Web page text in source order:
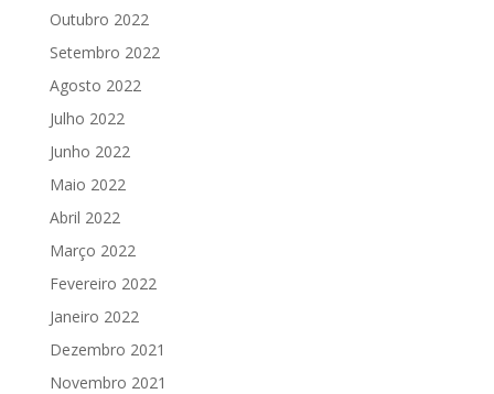
Outubro 2022
Setembro 2022
Agosto 2022
Julho 2022
Junho 2022
Maio 2022
Abril 2022
Março 2022
Fevereiro 2022
Janeiro 2022
Dezembro 2021
Novembro 2021